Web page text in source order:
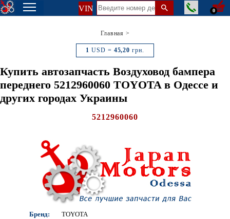
VIN 0
Главная >
1 USD = 45,20 грн.
Купить автозапчасть Воздуховод бампера
переднего 5212960060 TOYOTA в Одессе и
других городах Украины
5212960060
Бренд:
TOYOTA